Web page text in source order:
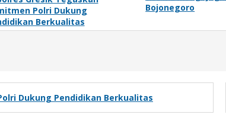
Polri Dukung
Berkualitas
Bojonegoro
Dukung Pendidikan Berkualitas